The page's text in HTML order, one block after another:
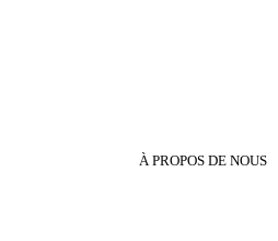
À PROPOS DE NOUS